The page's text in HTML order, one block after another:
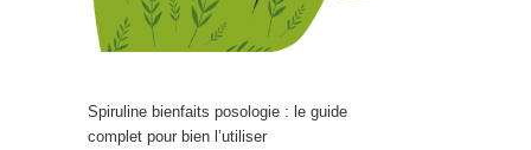
Spiruline bienfaits posologie : le guide
complet pour bien l’utiliser